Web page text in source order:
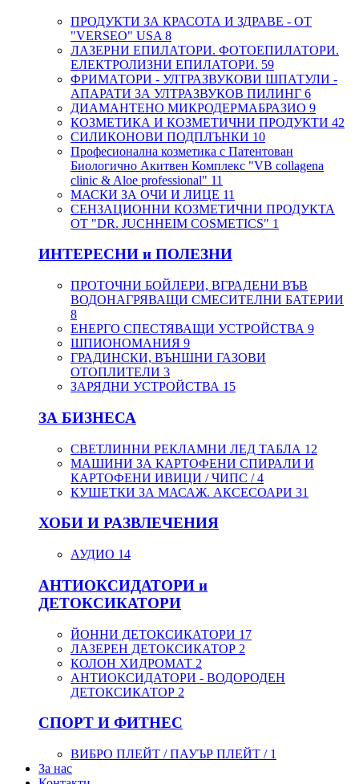
ПРОДУКТИ ЗА КРАСОТА И ЗДРАВЕ - ОТ
"VERSEO" USA 8
ЛАЗЕРНИ ЕПИЛАТОРИ. ФОТОЕПИЛАТОРИ.
ЕЛЕКТРОЛИЗНИ ЕПИЛАТОРИ. 59
ФРИМАТОРИ - УЛТРАЗВУКОВИ ШПАТУЛИ -
АПАРАТИ ЗА УЛТРАЗВУКОВ ПИЛИНГ 6
ДИАМАНТЕНО МИКРОДЕРМАБРАЗИО 9
КОЗМЕТИКА И КОЗМЕТИЧНИ ПРОДУКТИ 42
СИЛИКОНОВИ ПОДПЛЪНКИ 10
Професионална козметика с Патентован
Биологично Акитвен Комплекс "VB collagena
clinic & Aloe professional" 11
МАСКИ ЗА ОЧИ И ЛИЦЕ 11
СЕНЗАЦИОННИ КОЗМЕТИЧНИ ПРОДУКТА
ОТ "DR. JUCHHEIM COSMETICS" 1
ИНТЕРЕСНИ и ПОЛЕЗНИ
ПРОТОЧНИ БОЙЛЕРИ, ВГРАДЕНИ ВЪВ
ВОДОНАГРЯВАЩИ СМЕСИТЕЛНИ БАТЕРИИ
8
ЕНЕРГО СПЕСТЯВАЩИ УСТРОЙСТВА 9
ШПИОНОМАНИЯ 9
ГРАДИНСКИ, ВЪНШНИ ГАЗОВИ
ОТОПЛИТЕЛИ 3
ЗАРЯДНИ УСТРОЙСТВА 15
ЗА БИЗНЕСА
СВЕТЛИННИ РЕКЛАМНИ ЛЕД ТАБЛА 12
МАШИНИ ЗА КАРТОФЕНИ СПИРАЛИ И
КАРТОФЕНИ ИВИЦИ / ЧИПС /4
КУШЕТКИ ЗА МАСАЖ. АКСЕСОАРИ 31
ХОБИ И РАЗВЛЕЧЕНИЯ
АУДИО 14
АНТИОКСИДАТОРИ и
ДЕТОКСИКАТОРИ
ЙОННИ ДЕТОКСИКАТОРИ 17
ЛАЗЕРЕН ДЕТОКСИКАТОР 2
КОЛОН ХИДРОМАТ 2
АНТИОКСИДАТОРИ - ВОДОРОДЕН
ДЕТОКСИКАТОР 2
СПОРТ И ФИТНЕС
ВИБРО ПЛЕЙТ / ПАУЪР ПЛЕЙТ / 1
За нас